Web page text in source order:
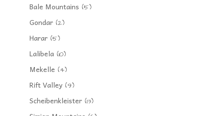
Bale Mountains (5)
Gondar(2)
Harar(5)
Lalibela(10)
Mekelle (4)
Rift Valley(9)
Scheibenkleister(13)